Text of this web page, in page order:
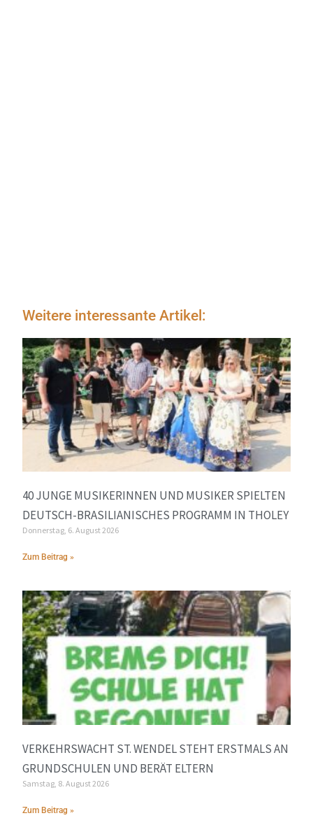
Weitere interessante Artikel:
40 JUNGE MUSIKERINNEN UND MUSIKER SPIELTEN
DEUTSCH-BRASILIANISCHES PROGRAMM IN THOLEY
Donnerstag, 6. August 2026
Zum Beitrag »
VERKEHRSWACHT ST. WENDEL STEHT ERSTMALS AN
GRUNDSCHULEN UND BERÄT ELTERN
Samstag, 8. August 2026
Zum Beitrag »